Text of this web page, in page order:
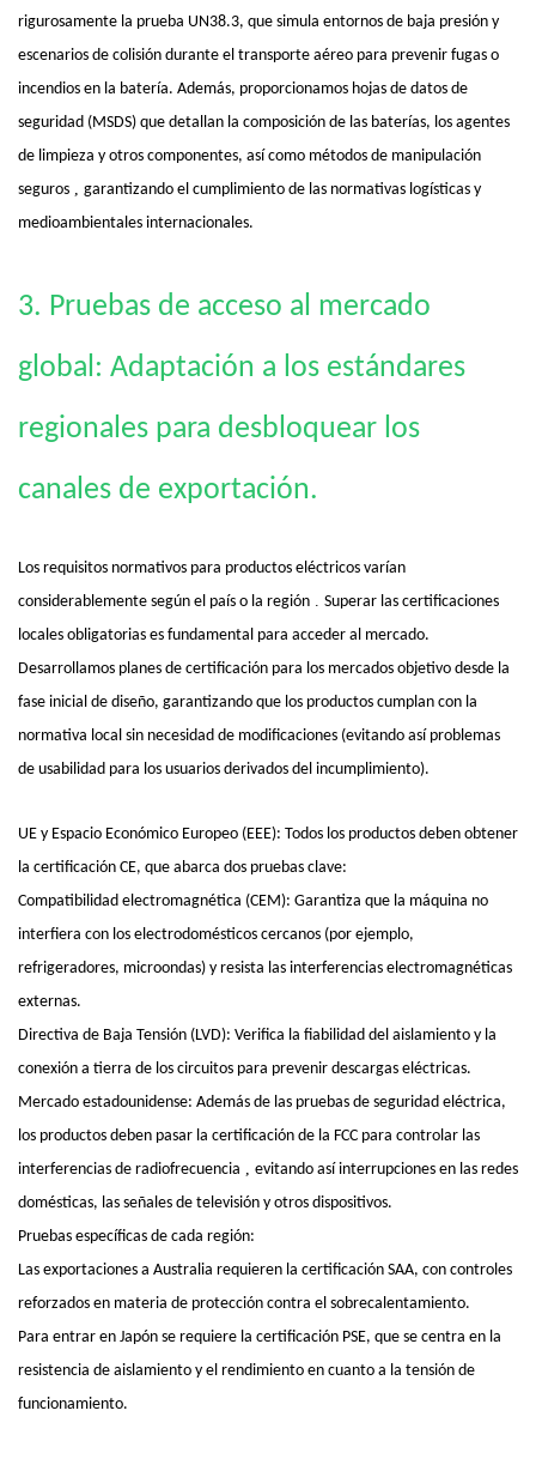
rigurosamente la prueba UN38.3, que simula entornos de baja presión y
escenarios de colisión durante el transporte aéreo para prevenir fugas o
incendios en la batería. Además, proporcionamos hojas de datos de
seguridad (MSDS) que detallan la composición de las baterías, los agentes
de limpieza y otros componentes, así como métodos de manipulación
seguros , garantizando el cumplimiento de las normativas logísticas y
medioambientales internacionales.
3. Pruebas de acceso al mercado
global: Adaptación a los estándares
regionales para desbloquear los
canales de exportación.
Los requisitos normativos para productos eléctricos varían
considerablemente según el país o la región . Superar las certificaciones
locales obligatorias es fundamental para acceder al mercado.
Desarrollamos planes de certificación para los mercados objetivo desde la
fase inicial de diseño, garantizando que los productos cumplan con la
normativa local sin necesidad de modificaciones (evitando así problemas
de usabilidad para los usuarios derivados del incumplimiento).
UE y Espacio Económico Europeo (EEE): Todos los productos deben obtener
la certificación CE, que abarca dos pruebas clave:
Compatibilidad electromagnética (CEM): Garantiza que la máquina no
interfiera con los electrodomésticos cercanos (por ejemplo,
refrigeradores, microondas) y resista las interferencias electromagnéticas
externas.
Directiva de Baja Tensión (LVD): Verifica la fiabilidad del aislamiento y la
conexión a tierra de los circuitos para prevenir descargas eléctricas.
Mercado estadounidense: Además de las pruebas de seguridad eléctrica,
los productos deben pasar la certificación de la FCC para controlar las
interferencias de radiofrecuencia , evitando así interrupciones en las redes
domésticas, las señales de televisión y otros dispositivos.
Pruebas específicas de cada región:
Las exportaciones a Australia requieren la certificación SAA, con controles
reforzados en materia de protección contra el sobrecalentamiento.
Para entrar en Japón se requiere la certificación PSE, que se centra en la
resistencia de aislamiento y el rendimiento en cuanto a la tensión de
funcionamiento.